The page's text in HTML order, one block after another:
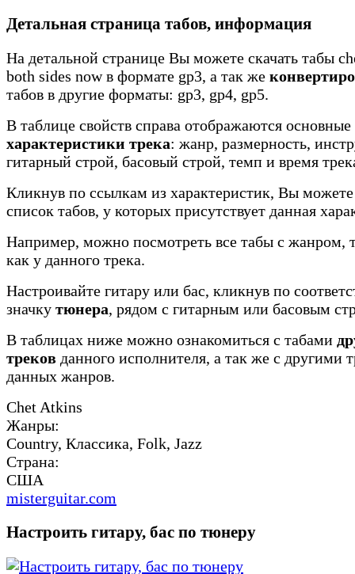
Детальная страница табов, информация
На детальной странице Вы можете скачать табы
both sides now в формате gp3, а так же
табов в другие форматы: gp3, gp4, gp5.
В таблице свойств справа отображаются основные
характеристики трека: жанр, размерность,
гитарный строй, басовый строй, темп и время
Кликнув по ссылкам из характеристик, Вы
список табов, у которых присутствует данная
Например, можно посмотреть все табы с жанром,
как у данного трека.
Настроивайте гитару или бас, кликнув по
значку тюнера, рядом с гитарным или басовым
В таблицах ниже можно ознакомиться с табами
треков данного исполнителя, а так же с другими
данных жанров.
Chet Atkins
Жанры:
Country, Классика, Folk, Jazz
Страна:
США
misterguitar.com
Настроить гитару, бас по тюнеру